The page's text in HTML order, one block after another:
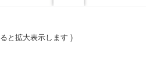
と拡大表示します )